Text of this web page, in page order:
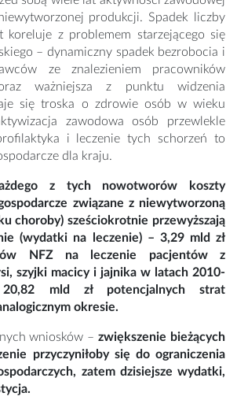
produkcji. Spadek liczby
koreluje z problemem starzejącego się
– dynamiczny spadek bezrobocia i
ze znalezieniem pracowników
ważniejsza z punktu widzenia
się troska o zdrowie osób w wieku
zawodowa osób przewlekle
i leczenie tych schorzeń to
dla kraju.
z tych nowotworów koszty
związane z niewytworzoną
choroby) sześciokrotnie przewyższają
(wydatki na leczenie) – 3,29 mld zł
NFZ na leczenie pacjentów z
szyjki macicy i jajnika w latach 2010-
mld zł potencjalnych strat
okresie.
wniosków –zwiększenie bieżących
przyczyniłoby się do ograniczenia
zatem dzisiejsze wydatki,